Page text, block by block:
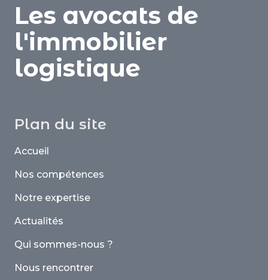
Les avocats de
l'immobilier
logistique
Plan du site
Accueil
Nos compétences
Notre expertise
Actualités
Qui sommes-nous ?
Nous rencontrer